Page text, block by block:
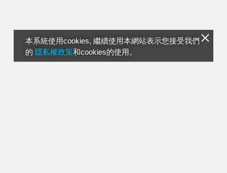
本系統使用cookies, 繼續使用本網站表示您接受我們
的 隱私權政策和cookies的使用。